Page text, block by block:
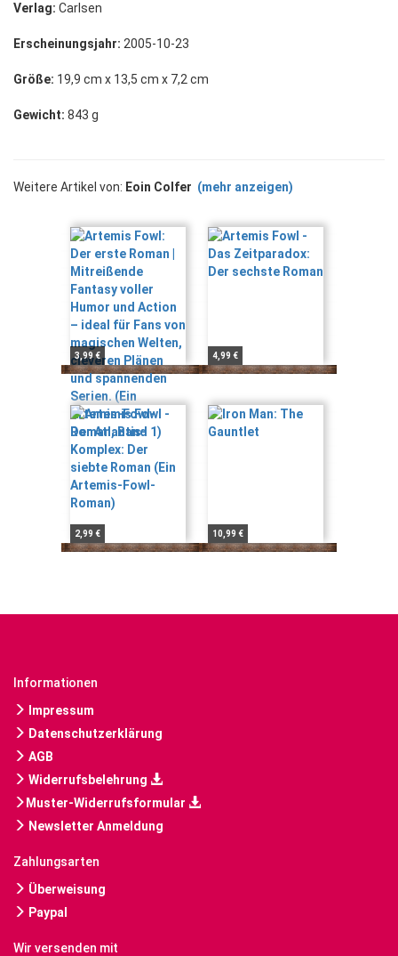
Verlag: Carlsen
Erscheinungsjahr: 2005-10-23
Größe: 19,9 cm x 13,5 cm x 7,2 cm
Gewicht: 843 g
Weitere Artikel von: Eoin Colfer (mehr anzeigen)
3,99 € 4,99 €
2,99 € 10,99 €
Informationen
Impressum
Datenschutzerklärung
AGB
Widerrufsbelehrung
Muster-Widerrufsformular
Newsletter Anmeldung
Zahlungsarten
Überweisung
Paypal
Wir versenden mit